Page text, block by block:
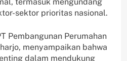
sektor prioritas nasional.
Pembangunan Perumahan
menyampaikan bahwa
dalam mendukung